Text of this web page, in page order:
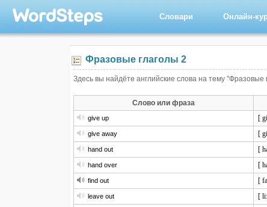
Словари Онлайн-
Фразовые глаголы 2
Здесь вы найдёте английские слова на тему
Слово или фраза
give up [
give away [
hand out [
hand over [
find out [
leave out [